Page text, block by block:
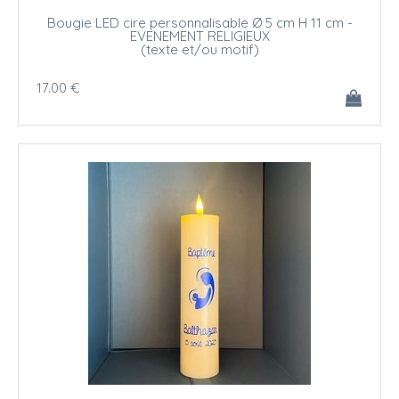
Bougie LED cire personnalisable Ø 5 cm H 11 cm -
EVENEMENT RELIGIEUX
(texte et/ou motif)
17.00 €